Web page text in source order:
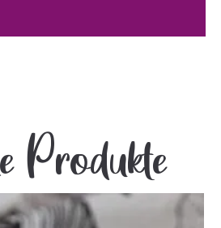
Produkte